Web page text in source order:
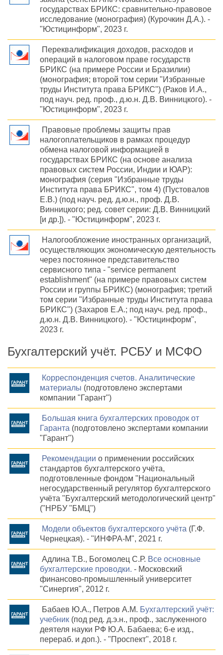
государствах БРИКС: сравнительно-правовое
исследование (монография) (Курочкин Д.А.). -
"Юстицинформ", 2023 г.
Переквалификация доходов, расходов и
операций в налоговом праве государств
БРИКС (на примере России и Бразилии)
(монография; второй том серии "Избранные
труды Института права БРИКС") (Раков И.А.,
под науч. ред. проф., д.ю.н. Д.В. Винницкого). -
"Юстицинформ", 2023 г.
Правовые проблемы защиты прав
налогоплательщиков в рамках процедур
обмена налоговой информацией в
государствах БРИКС (на основе анализа
правовых систем России, Индии и ЮАР):
монография (серия "Избранные труды
Института права БРИКС", том 4) (Пустовалов
Е.В.) (под науч. ред. д.ю.н., проф. Д.В.
Винницкого; ред. совет серии: Д.В. Винницкий
[и др.]). - "Юстицинформ", 2023 г.
Налогообложение иностранных организаций,
осуществляющих экономическую деятельность
через постоянное представительство
сервисного типа - "service permanent
establishment" (на примере правовых систем
России и группы БРИКС) (монография; третий
том серии "Избранные труды Института права
БРИКС") (Захаров Е.А.; под науч. ред. проф.,
д.ю.н. Д.В. Винницкого). - "Юстицинформ",
2023 г.
Бухгалтерский учёт. РСБУ и МСФО
Корреспонденция счетов. Аналитические
материалы (подготовлено экспертами
компании "Гарант")
Большая книга бухгалтерских проводок от
Гаранта (подготовлено экспертами компании
"Гарант")
Рекомендации о применении российских
стандартов бухгалтерского учёта,
подготовленные фондом "Национальный
негосударственный регулятор бухгалтерского
учёта "Бухгалтерский методологический центр"
("НРБУ "БМЦ")
Модели объектов бухгалтерского учёта (Г.Ф.
Чернецкая). - "ИНФРА-М", 2021 г.
Адлина Т.В., Богомолец С.Р. Все основные
бухгалтерские проводки. - Московский
финансово-промышленный университет
"Синергия", 2012 г.
Бабаев Ю.А., Петров А.М. Бухгалтерский учёт:
учебник (под ред. д.э.н., проф., заслуженного
деятеля науки РФ Ю.А. Бабаева; 6-е изд.,
перераб. и доп.). - "Проспект", 2018 г.